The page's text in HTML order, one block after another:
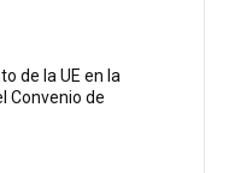
de la UE en la
Convenio de